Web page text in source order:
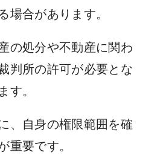
場合があります。
の処分や不動産に関わ
判所の許可が必要とな
す。
、自身の権限範囲を確
重要です。